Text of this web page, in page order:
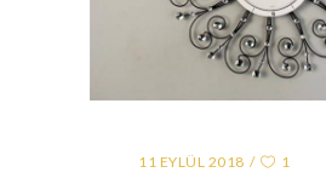
11 EYLÜL 2018 1